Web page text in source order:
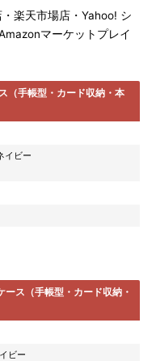
楽天市場店・Yahoo! シ
マーケットプレイ
（手帳型・カード収納・本
イビー
ス（手帳型・カード収納・
ビー